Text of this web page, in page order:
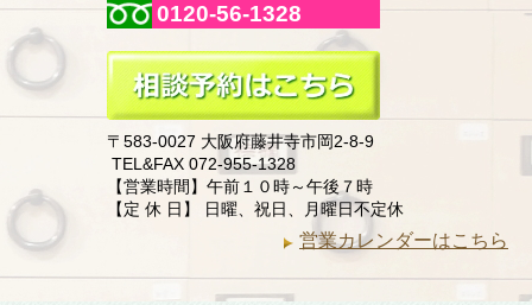
0120-56-1328
〒583-0027 大阪府藤井寺市岡2-8-9
TEL&FAX 072-955-1328
【営業時間】午前１０時～午後７時
【定 休 日】 日曜、祝日、月曜日不定休
営業カレンダーはこちら